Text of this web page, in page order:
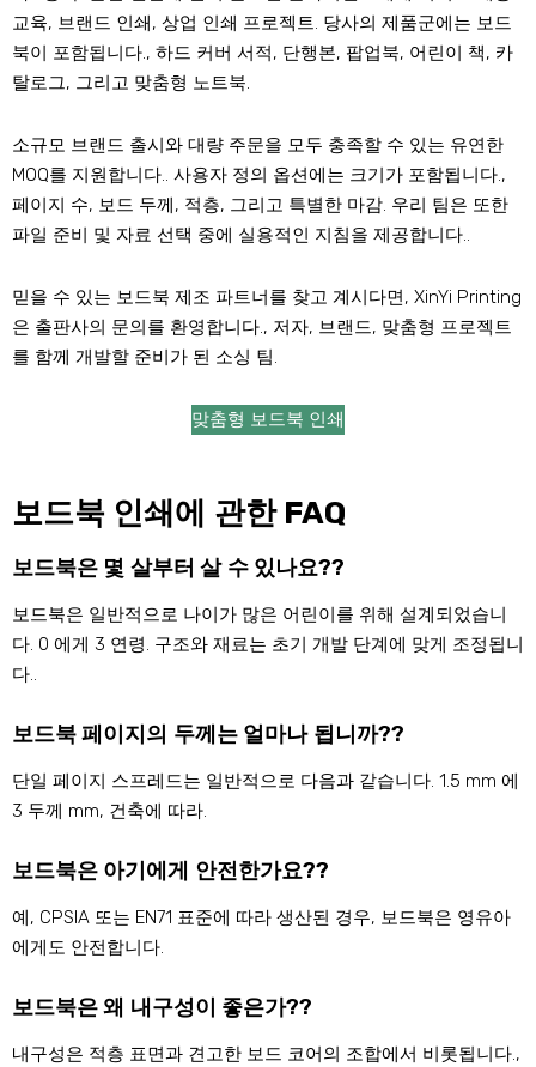
교육, 브랜드 인쇄, 상업 인쇄 프로젝트. 당사의 제품군에는 보드
북이 포함됩니다., 하드 커버 서적, 단행본, 팝업북, 어린이 책, 카
탈로그, 그리고 맞춤형 노트북.
소규모 브랜드 출시와 대량 주문을 모두 충족할 수 있는 유연한
MOQ를 지원합니다.. 사용자 정의 옵션에는 크기가 포함됩니다.,
페이지 수, 보드 두께, 적층, 그리고 특별한 마감. 우리 팀은 또한
파일 준비 및 자료 선택 중에 실용적인 지침을 제공합니다..
믿을 수 있는 보드북 제조 파트너를 찾고 계시다면, XinYi Printing
은 출판사의 문의를 환영합니다., 저자, 브랜드, 맞춤형 프로젝트
를 함께 개발할 준비가 된 소싱 팀.
맞춤형 보드북 인쇄
보드북 인쇄에 관한 FAQ
보드북은 몇 살부터 살 수 있나요??
보드북은 일반적으로 나이가 많은 어린이를 위해 설계되었습니
다. 0 에게 3 연령. 구조와 재료는 초기 개발 단계에 맞게 조정됩니
다..
보드북 페이지의 두께는 얼마나 됩니까??
단일 페이지 스프레드는 일반적으로 다음과 같습니다. 1.5 mm 에
3 두께 mm, 건축에 따라.
보드북은 아기에게 안전한가요??
예, CPSIA 또는 EN71 표준에 따라 생산된 경우, 보드북은 영유아
에게도 안전합니다.
보드북은 왜 내구성이 좋은가??
내구성은 적층 표면과 견고한 보드 코어의 조합에서 비롯됩니다.,